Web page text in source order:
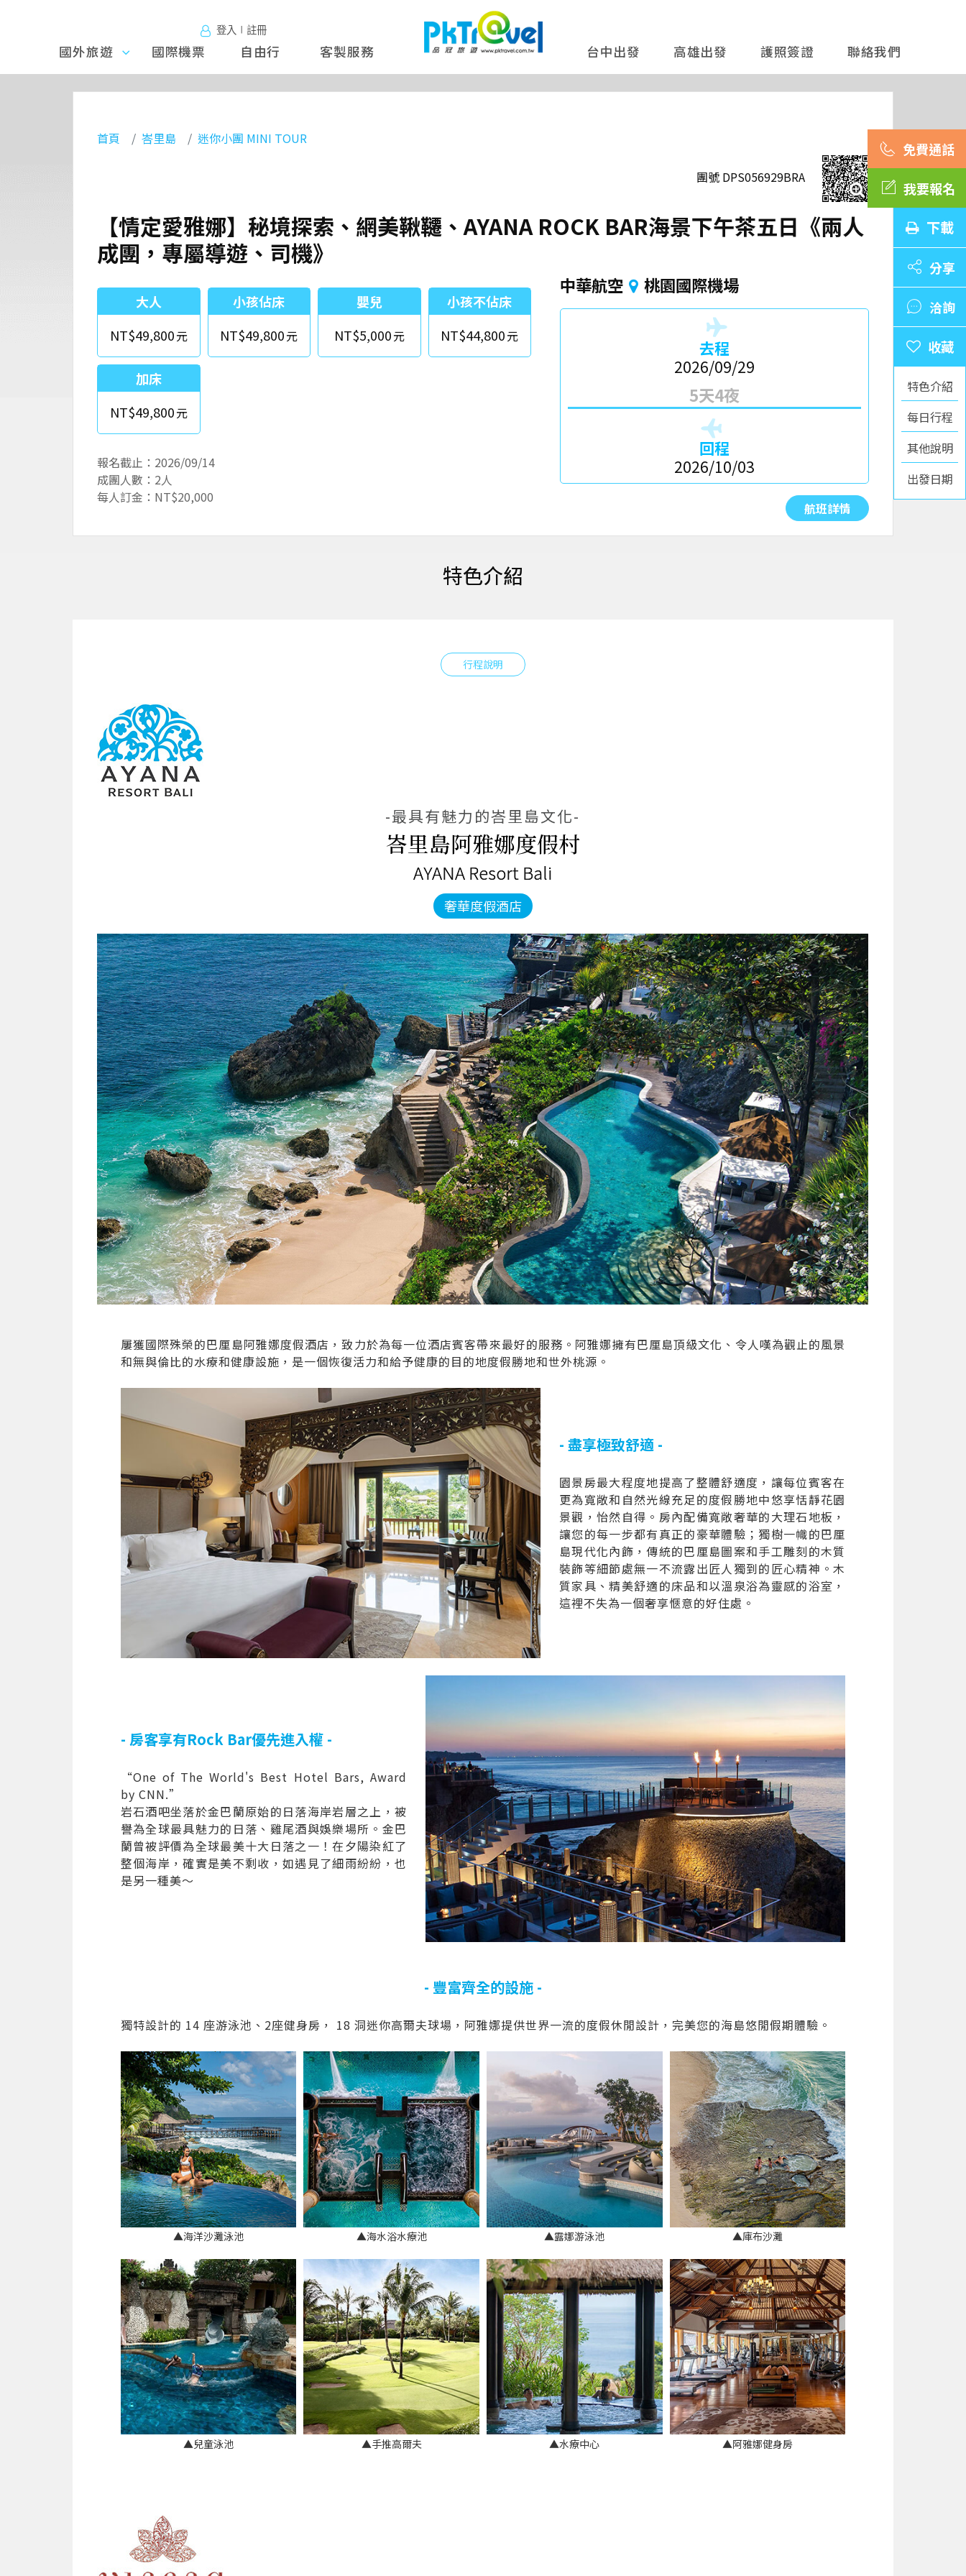
登入∣註冊
國外旅
遊
國外旅遊 國際機票 自由行 客製服務 台中出發 高雄出發 護照簽證 聯絡我們
我要報名
下載
分享
洽詢
特色介紹
每日行程
其他說明
出發日期
首頁 峇里島 迷你小團 MINI TOUR
團號 DPS056929BRA
【情定愛雅娜】秘境探索、網美鞦韆、AYANA ROCK BAR海景下午茶五日《兩人
成團，專屬導遊、司機》
大人
NT$49,800
小孩佔床
NT$49,800
嬰兒
NT$5,000
小孩不佔床
NT$44,800
加床
NT$49,800
報名截止：2026/09/14
成團人數：2人
每人訂金：NT$20,000
中華航空 桃園國際機場
去程
2026/09/29
5天4夜
回程
2026/10/03
航班詳情
特色介紹
行程說明
-最具有魅力的峇里島文化-
峇里島阿雅娜度假村
AYANA Resort Bali
奢華度假酒店
屢獲國際殊榮的巴厘島阿雅娜度假酒店，致力於為每一位酒店賓客帶來最好的服務。阿雅娜擁有巴厘島頂級文化、令人嘆為觀止的風景
和無與倫比的水療和健康設施，是一個恢復活力和給予健康的目的地度假勝地和世外桃源。
- 盡享極致舒適 -
園景房最大程度地提高了整體舒適度，讓每位賓客在
更為寬敞和自然光線充足的度假勝地中悠享恬靜花園
景觀，怡然自得。房內配備寬敞奢華的大理石地板，
讓您的每一步都有真正的豪華體驗；獨樹一幟的巴厘
島現代化內飾，傳統的巴厘島圖案和手工雕刻的木質
裝飾等細節處無一不流露出匠人獨到的匠心精神。木
質家具、精美舒適的床品和以溫泉浴為靈感的浴室，
這裡不失為一個奢享愜意的好住處。
- 房客享有Rock Bar優先進入權 -
“One of The World's Best Hotel Bars, Award
by CNN.”
岩石酒吧坐落於金巴蘭原始的日落海岸岩層之上，被
譽為全球最具魅力的日落、雞尾酒與娛樂場所。金巴
蘭曾被評價為全球最美十大日落之一！在夕陽染紅了
整個海岸，確實是美不剩收，如遇見了細雨紛紛，也
是另一種美～
- 豐富齊全的設施 -
獨特設計的 14 座游泳池、2座健身房， 18 洞迷你高爾夫球場，阿雅娜提供世界一流的度假休閒設計，完美您的海島悠閒假期體驗。
▲海洋沙灘泳池 ▲海水浴水療池 ▲露娜游泳池 ▲庫布沙灘
▲兒童泳池 ▲手推高爾夫 ▲水療中心 ▲阿雅娜健身房